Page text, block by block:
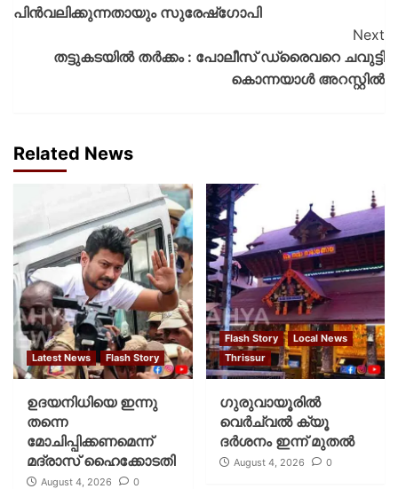
പിൻവലിക്കുന്നതായും സുരേഷ്‌ഗോപി
Next
തട്ടുകടയിൽ തർക്കം : പോലീസ് ഡ്രൈവറെ ചവുട്ടി
കൊന്നയാൾ അറസ്റ്റിൽ
Related News
Latest News Flash Story
ഉദയനിധിയെ ഇന്നു
തന്നെ
മോചിപ്പിക്കണമെന്ന്
മദ്രാസ് ഹൈക്കോടതി
August 4, 2026 0
Flash Story
Local News
Thrissur
ഗുരുവായൂരില്‍
വെര്‍ച്വല്‍ ക്യൂ
ദര്‍ശനം ഇന്ന് മുതല്‍
August 4, 2026 0